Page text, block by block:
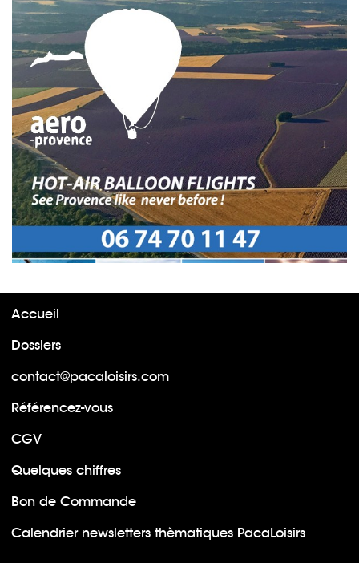
Accueil
Dossiers
contact@pacaloisirs.com
Référencez-vous
CGV
Quelques chiffres
Bon de Commande
Calendrier newsletters thèmatiques PacaLoisirs